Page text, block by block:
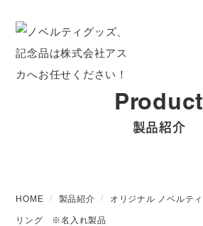
Product
製品紹介
HOME 製品紹介 オリジナル ノベルティ
リング ※名入れ製品